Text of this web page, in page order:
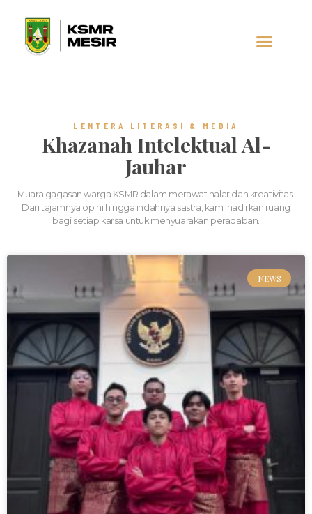
LENTERA LITERASI & MEDIA
Khazanah Intelektual Al-
Jauhar
Muara gagasan warga KSMR dalam merawat nalar dan kreativitas.
Dari tajamnya opini hingga indahnya sastra, kami hadirkan ruang
bagi setiap karsa untuk menyuarakan peradaban.
NEWS